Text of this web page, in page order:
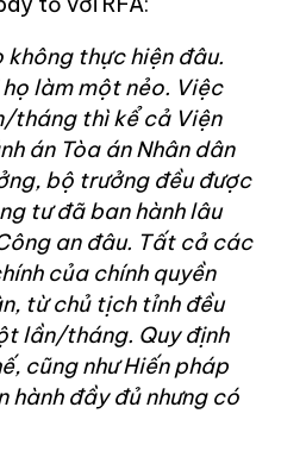
không thực hiện đâu.
làm một nẻo. Việc
tháng thì kể cả Viện
án Tòa án Nhân dân
bộ trưởng đều được
tư đã ban hành lâu
an đâu. Tất cả các
của chính quyền
từ chủ tịch tỉnh đều
lần/tháng. Quy định
cũng như Hiến pháp
hành đầy đủ nhưng có